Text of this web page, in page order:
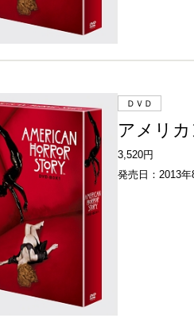
ＤＶＤ
アメリ
3,520円
発売日：2013年